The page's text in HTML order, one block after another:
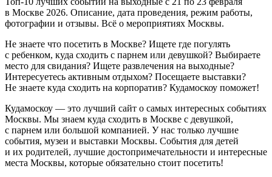
в Москве 2026. Описание, дата проведения, режим работы,
фотографии и отзывы. Всё о мероприятиях Москвы.
Не знаете что посетить в Москве? Ищете где погулять
с ребенком, куда сходить с парнем или девушкой? Выбираете
место для свидания? Ищете развлечения на выходные?
Интересуетесь активным отдыхом? Посещаете выставки?
Не знаете куда сходить на корпоратив? Кудамоскоу поможет!
Кудамоскоу — это лучший сайт о самых интересных событиях
Москвы. Мы знаем куда сходить в Москве с девушкой,
с парнем или большой компанией. У нас только лучшие
события, музеи и выставки Москвы. События для детей
и их родителей, лучшие достопримечательности и интересные
места Москвы, которые обязательно стоит посетить!